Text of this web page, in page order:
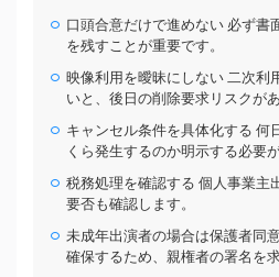
口頭合意だけで進めない 必ず書
を残すことが重要です。
映像利用を曖昧にしない 二次利
いと、後日の削除要求リスクがあ
キャンセル条件を具体化する 何
くら発生するのか明示する必要
税務処理を確認する 個人事業主
要否も確認します。
未成年出演者の場合は保護者同
確保するため、親権者の署名を求